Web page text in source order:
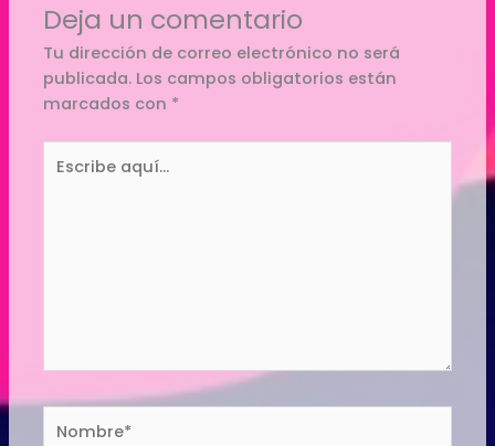
Deja un comentario
Tu dirección de correo electrónico no será
publicada. Los campos obligatorios están
marcados con *
aquí...